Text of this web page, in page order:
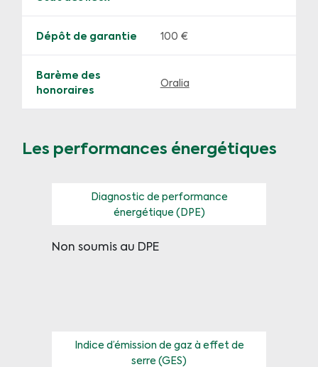
Dépôt de garantie 100 €
Barème des
honoraires
Oralia
Les performances énergétiques
Diagnostic de performance
énergétique (DPE)
Non soumis au DPE
Indice d’émission de gaz à effet de
serre (GES)